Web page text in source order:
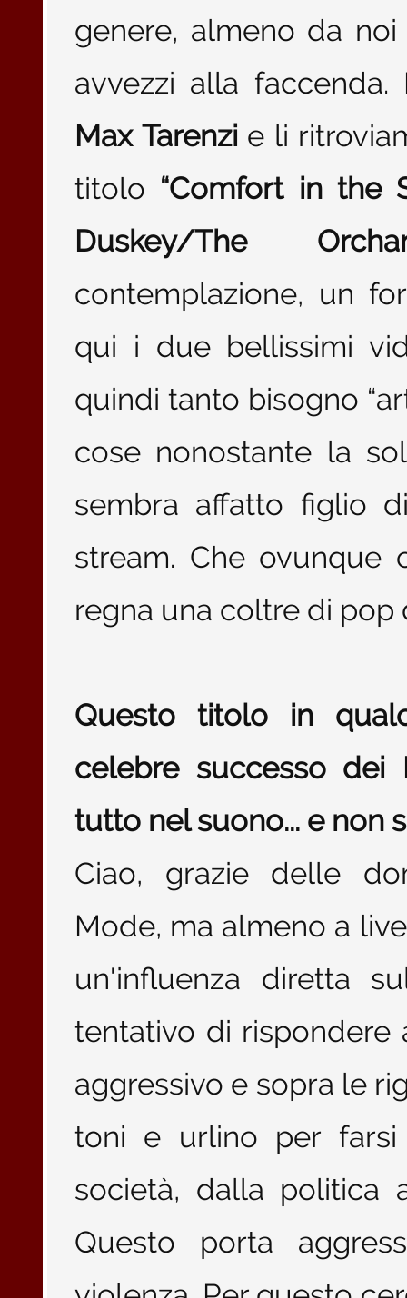
genere, almeno da
avvezzi alla
Max Tarenzi e li
titolo “Comfort in the
Duskey/The
contemplazione, un
qui i due bellissimi
quindi tanto bisogno
cose nonostante la
sembra affatto figlio
stream. Che ovunque
regna una coltre di pop
Questo titolo in
celebre successo dei
tutto nel suono... e non
Ciao, grazie delle
Mode, ma almeno a
un'influenza diretta
tentativo di rispondere
aggressivo e sopra le
toni e urlino per
società, dalla politica
Questo porta